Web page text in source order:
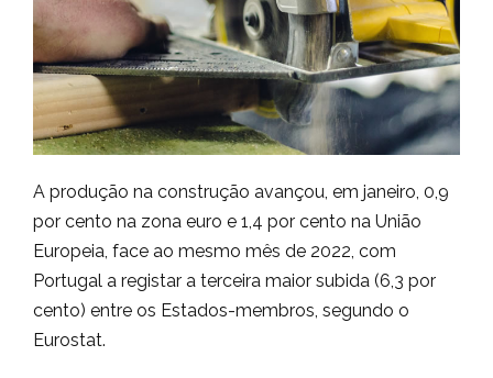
A produção na construção avançou, em janeiro, 0,9
por cento na zona euro e 1,4 por cento na União
Europeia, face ao mesmo mês de 2022, com
Portugal a registar a terceira maior subida (6,3 por
cento) entre os Estados-membros, segundo o
Eurostat.